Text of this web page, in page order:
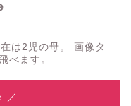
は2児の母。 画像タ
べます。
／